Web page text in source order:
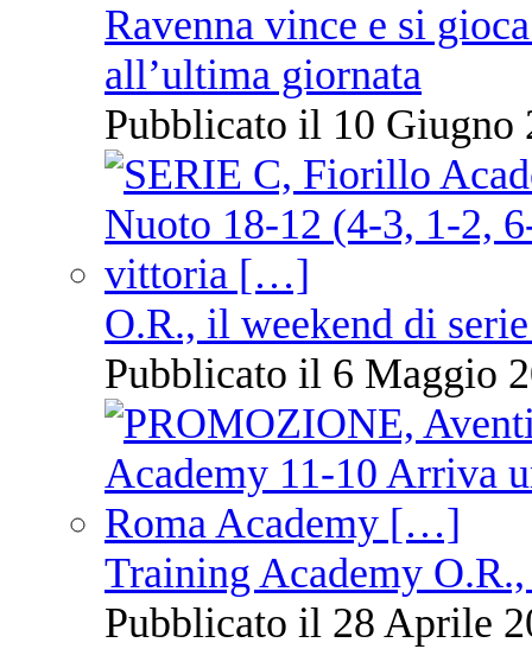
Ravenna vince e si
all’ultima giornata
Pubblicato il 10 Giugno
O.R., il weekend di
Pubblicato il 6 Maggio
Training Academy
Pubblicato il 28 Aprile